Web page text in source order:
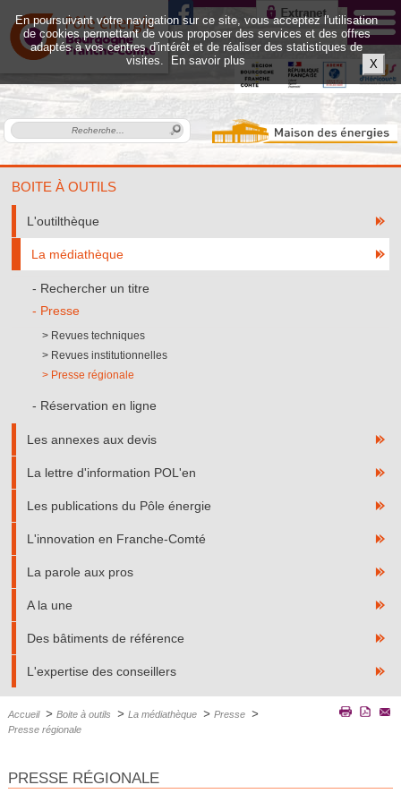
BOITE À OUTILS
L'outilthèque
La médiathèque
Rechercher un titre
Presse
Revues techniques
Revues institutionnelles
Presse régionale
Réservation en ligne
Les annexes aux devis
La lettre d'information POL'en
Les publications du Pôle énergie
L'innovation en Franche-Comté
La parole aux pros
A la une
Des bâtiments de référence
L'expertise des conseillers
Accueil > Boite à outils > La médiathèque > Presse >
Presse régionale
PRESSE RÉGIONALE
En poursuivant votre navigation sur ce site, vous acceptez l'utilisation
de cookies permettant de vous proposer des services et des offres
adaptés à vos centres d'intérêt et de réaliser des statistiques de
visites.
En savoir plus X